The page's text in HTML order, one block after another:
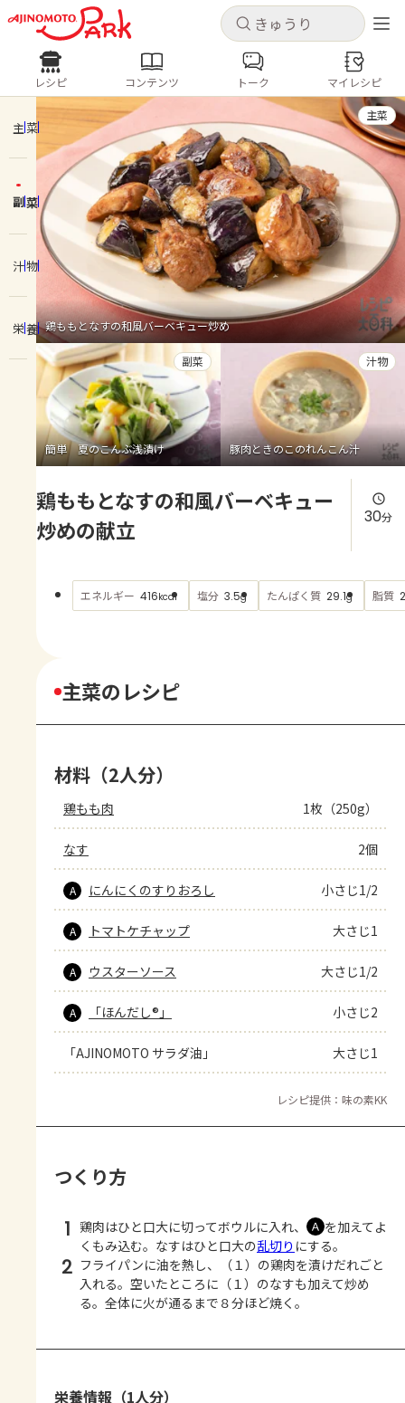
キャンセル
ログインするとレシピを保存できます
ログイン 新規登録
ホーム
コンテンツ
レシピ
トーク
よくあるお問い合わせ
お買い物
AJINOMOTO PARK とは
キャンセル
レシピ コンテンツ
人気の食材・レシピ
きゅうり なす トマト
とうもろこし
ピーマン
みょうが ゴーヤ
レシピ コンテンツ トーク マイレシピ
主菜
副菜
汁物
栄養 鶏ももとなすの和風バーベキュー炒め
主菜
簡単 夏のこんぶ浅漬け
副菜
豚肉ときのこのれんこん汁
汁物
鶏ももとなすの和風バーベキュー
炒めの献立
30分
エネルギー 416kcal 塩分 3.5g たんぱく質 29.1g 脂質
主菜のレシピ
材料（2人分）
鶏もも肉 1枚（250g）
なす 2個
A にんにくのすりおろし 小さじ1/2
A トマトケチャップ 大さじ1
A ウスターソース 大さじ1/2
A 「ほんだし®」 小さじ2
「AJINOMOTO サラダ油」 大さじ1
レシピ提供：味の素KK
つくり方
1 鶏肉はひと口大に切ってボウルに入れ、 Ａ を加えてよ
くもみ込む。なすはひと口大の乱切り にする。
2 フライパンに油を熱し、（１）の鶏肉を漬けだれごと
入れる。空いたところに（１）のなすも加えて炒め
る。全体に火が通るまで８分ほど焼く。
栄養情報（1人分）